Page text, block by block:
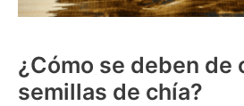
¿Cómo se deben de
semillas de chía?